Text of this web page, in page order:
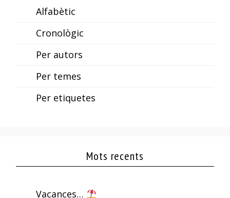
Alfabètic
Cronològic
Per autors
Per temes
Per etiquetes
Mots recents
Vacances…